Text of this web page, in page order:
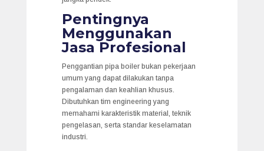
Pentingnya
Menggunakan
Jasa Profesional
Penggantian pipa boiler bukan pekerjaan
umum yang dapat dilakukan tanpa
pengalaman dan keahlian khusus.
Dibutuhkan tim engineering yang
memahami karakteristik material, teknik
pengelasan, serta standar keselamatan
industri.